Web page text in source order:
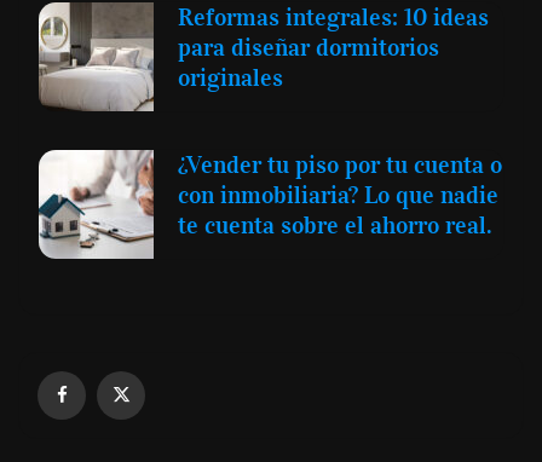
Reformas integrales: 10 ideas
para diseñar dormitorios
originales
¿Vender tu piso por tu cuenta o
con inmobiliaria? Lo que nadie
te cuenta sobre el ahorro real.